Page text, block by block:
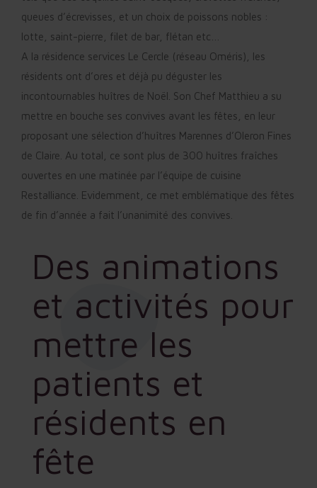
queues d’écrevisses, et un choix de poissons nobles :
lotte, saint-pierre, filet de bar, flétan etc…
A la résidence services Le Cercle (réseau Oméris), les
résidents ont d’ores et déjà pu déguster les
incontournables huîtres de Noël. Son Chef Matthieu a su
mettre en bouche ses convives avant les fêtes, en leur
proposant une sélection d’huîtres Marennes d’Oleron Fines
de Claire. Au total, ce sont plus de 300 huîtres fraîches
ouvertes en une matinée par l’équipe de cuisine
Restalliance. Evidemment, ce met emblématique des fêtes
de fin d’année a fait l’unanimité des convives.
Des animations
et activités pour
mettre les
patients et
résidents en
fête